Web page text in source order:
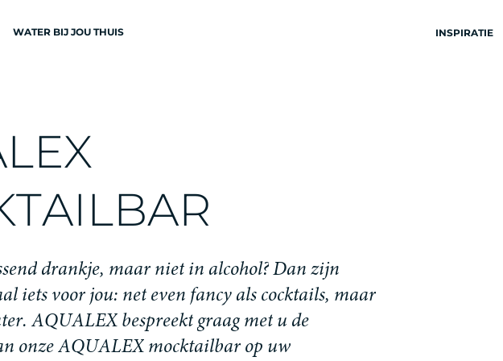
WATER BIJ JOU THUIS INSPIRATIE
LEX
TAILBAR
send drankje, maar niet in alcohol? Dan zijn
al iets voor jou: net even fancy als cocktails, maar
ter. AQUALEX bespreekt graag met u de
n onze AQUALEX mocktailbar op uw